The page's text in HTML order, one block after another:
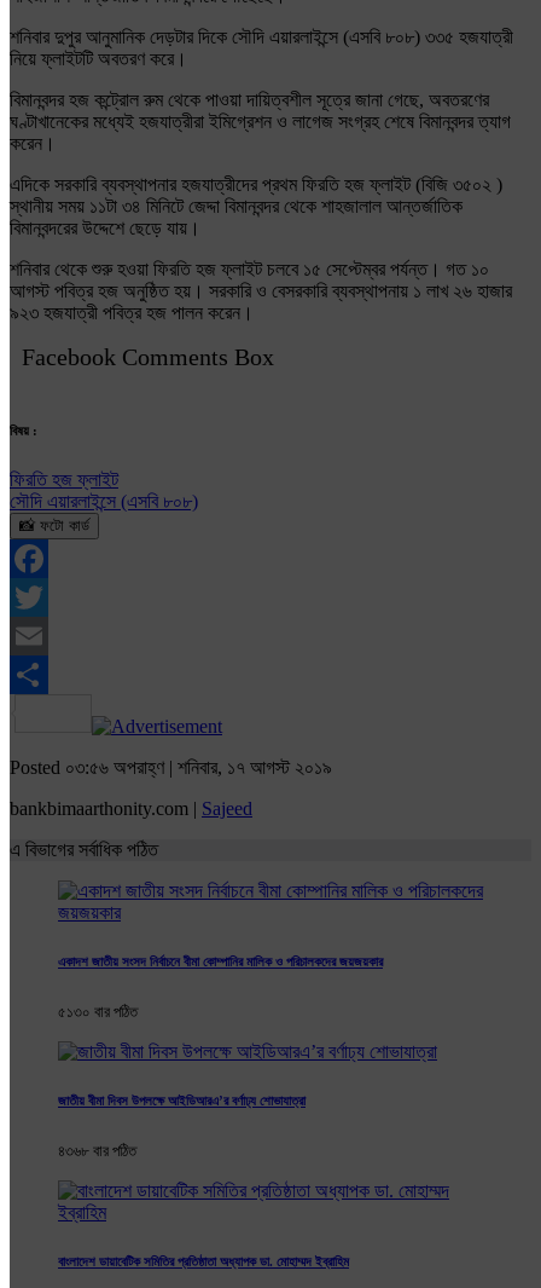
শনিবার দুপুর আনুমানিক দেড়টার দিকে সৌদি এয়ারলাইন্সে (এসবি ৮০৮) ৩৩৫ হজযাত্রী
নিয়ে ফ্লাইটটি অবতরণ করে।
বিমানবন্দর হজ কন্ট্রোল রুম থেকে পাওয়া দায়িত্বশীল সূত্রে জানা গেছে, অবতরণের
ঘণ্টাখানেকের মধ্যেই হজযাত্রীরা ইমিগ্রেশন ও লাগেজ সংগ্রহ শেষে বিমানবন্দর ত্যাগ
করেন।
এদিকে সরকারি ব্যবস্থাপনার হজযাত্রীদের প্রথম ফিরতি হজ ফ্লাইট (বিজি ৩৫০২ )
স্থানীয় সময় ১১টা ৩৪ মিনিটে জেদ্দা বিমানবন্দর থেকে শাহজালাল আন্তর্জাতিক
বিমানবন্দরের উদ্দেশে ছেড়ে যায়।
শনিবার থেকে শুরু হওয়া ফিরতি হজ ফ্লাইট চলবে ১৫ সেপ্টেম্বর পর্যন্ত। গত ১০
আগস্ট পবিত্র হজ অনুষ্ঠিত হয়। সরকারি ও বেসরকারি ব্যবস্থাপনায় ১ লাখ ২৬ হাজার
৯২৩ হজযাত্রী পবিত্র হজ পালন করেন।
Facebook Comments Box
বিষয় :
ফিরতি হজ ফ্লাইট
সৌদি এয়ারলাইন্সে (এসবি ৮০৮)
📸 ফটো কার্ড
Facebook
Twitter
Email
Share
Posted ০৩:৫৬ অপরাহ্ণ | শনিবার, ১৭ আগস্ট ২০১৯
bankbimaarthonity.com | Sajeed
এ বিভাগের সর্বাধিক পঠিত
একাদশ জাতীয় সংসদ নির্বাচনে বীমা কোম্পানির মালিক ও পরিচালকদের জয়জয়কার
৫১৩০ বার পঠিত
জাতীয় বীমা দিবস উপলক্ষে আইডিআরএ’র বর্ণাঢ্য শোভাযাত্রা
৪৩৬৮ বার পঠিত
বাংলাদেশ ডায়াবেটিক সমিতির প্রতিষ্ঠাতা অধ্যাপক ডা. মোহাম্মদ ইব্রাহিম